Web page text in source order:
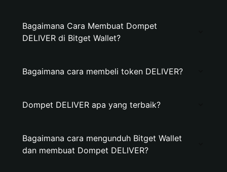
Bagaimana Cara Membuat Dompet
DELIVER di Bitget Wallet?
Bagaimana cara membeli token DELIVER?
Dompet DELIVER apa yang terbaik?
Bagaimana cara mengunduh Bitget Wallet
dan membuat Dompet DELIVER?